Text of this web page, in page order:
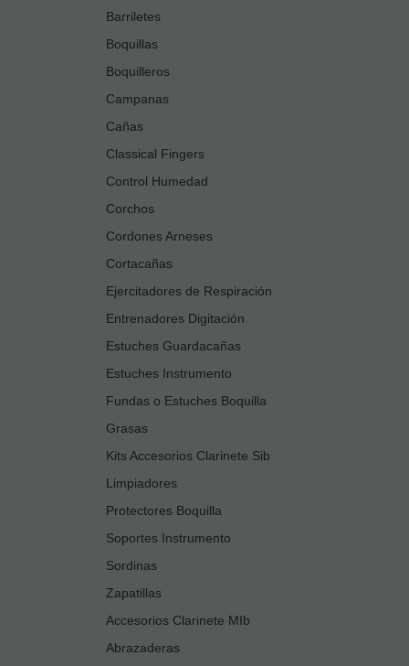
Barriletes
Boquillas
Boquilleros
Campanas
Cañas
Classical Fingers
Control Humedad
Corchos
Cordones Arneses
Cortacañas
Ejercitadores de Respiración
Entrenadores Digitación
Estuches Guardacañas
Estuches Instrumento
Fundas o Estuches Boquilla
Grasas
Kits Accesorios Clarinete Sib
Limpiadores
Protectores Boquilla
Soportes Instrumento
Sordinas
Zapatillas
Accesorios Clarinete MIb
Abrazaderas